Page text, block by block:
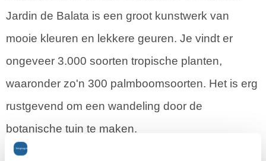
Jardin de Balata is een groot kunstwerk van
mooie kleuren en lekkere geuren. Je vindt er
ongeveer 3.000 soorten tropische planten,
waaronder zo'n 300 palmboomsoorten. Het is erg
rustgevend om een wandeling door de
botanische tuin te maken.